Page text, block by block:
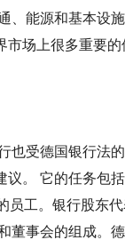
、能源和基本设
场上很多重要
也受德国银行法
。 它的任务包
员工。银行股东
董事会的组成。